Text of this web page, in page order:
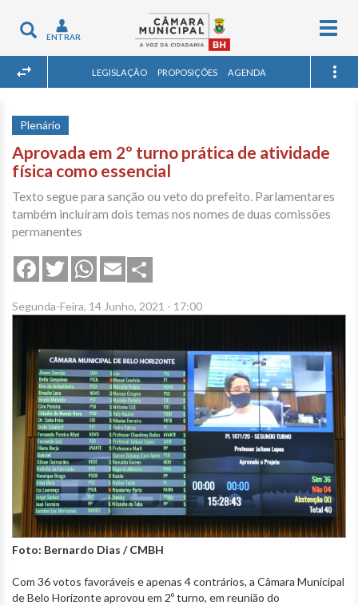
Toggle
navigation
ENTRAR
LEGISLAÇÃO PROPOSIÇÕES AGENDA
Plenário
Aprovada em 2º turno prática de atividade
física como essencial
Texto segue para sanção ou veto do prefeito. Parlamentares
também incluíram dois temas nos nomes de duas comissões
permanentes
FacebookTwitterWhatsApp
Email
Segunda-Feira, 14 Junho, 2021 - 17:00
Foto: Bernardo Dias / CMBH
Com 36 votos favoráveis e apenas 4 contrários, a Câmara Municipal
de Belo Horizonte aprovou em 2º turno, em reunião do